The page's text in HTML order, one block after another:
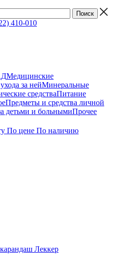
410-010
Медицинские
за нейМинеральные
средстваПитание
Предметы и средства личной
детьми и больнымиПрочее
По цене По наличию
Леккер